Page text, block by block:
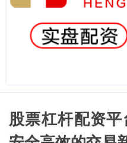
股票杠杆配资平